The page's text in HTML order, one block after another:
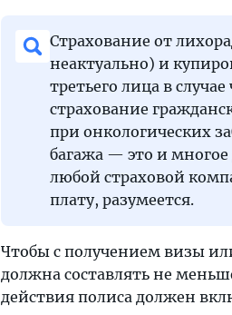
Страхование от
неактуально) и
третьего лица в
страхование
при онкологических
багажа — это и
любой страховой
плату, разумеется.
Чтобы с получением визы
должна составлять не
действия полиса должен